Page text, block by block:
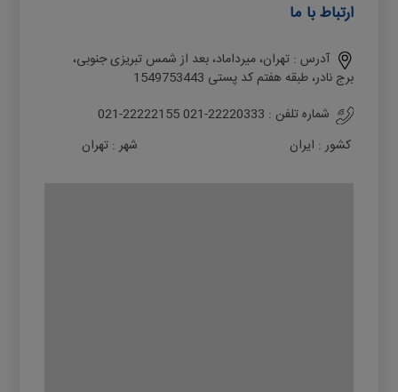
ارتباط با ما
آدرس :تهران، میرداماد، بعد از شمس تبریزی جنوبی،
برج نادر، طبقه هفتم کد پستی 1549753443
شماره تلفن : 021-22222155 021-22220333
کشور : ایران شهر : تهران